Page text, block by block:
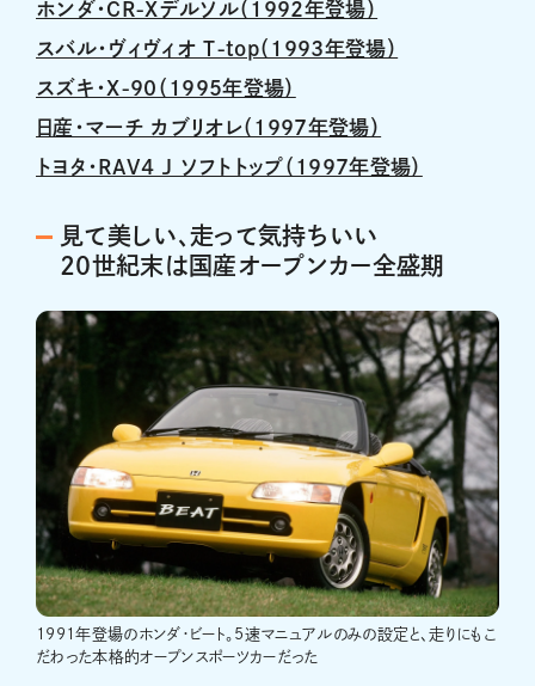
ホンダ・CR-Xデルソル（1992年登場）
スバル・ヴィヴィオ T-top（1993年登場）
スズキ・X-90（1995年登場）
日産・マーチ カブリオレ（1997年登場）
トヨタ・RAV4 J ソフトトップ（1997年登場）
見て美しい、走って気持ちいい
20世紀末は国産オープンカー全盛期
1991年登場のホンダ・ビート。5速マニュアルのみの設定と、走りにもこ
だわった本格的オープンスポーツカーだった